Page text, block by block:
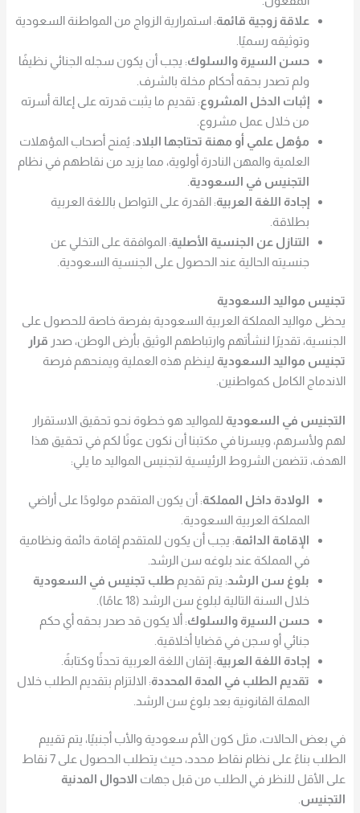
علاقة زوجية قائمة: استمرارية الزواج من المواطنة السعودية
وتوثيقه رسميًا.
حسن السيرة والسلوك: يجب أن يكون سجله الجنائي نظيفًا
ولم تصدر بحقه أحكام مخلة بالشرف.
إثبات الدخل المشروع: تقديم ما يثبت قدرته على إعالة أسرته
من خلال عمل مشروع.
مؤهل علمي أو مهنة تحتاجها البلاد: يُمنح أصحاب المؤهلات
العلمية والمهن النادرة أولوية، مما يزيد من نقاطهم في نظام
التجنيس في السعودية
إجادة اللغة العربية: القدرة على التواصل باللغة العربية
بطلاقة.
التنازل عن الجنسية الأصلية: الموافقة على التخلي عن
جنسيته الحالية عند الحصول على الجنسية السعودية.
تجنيس مواليد السعودية
يحظى مواليد المملكة العربية السعودية بفرصة خاصة للحصول على
الجنسية، تقديرًا لنشأتهم وارتباطهم الوثيق بأرض الوطن، صدر قرار
تجنيس مواليد السعودية لينظم هذه العملية ويمنحهم فرصة
الاندماج الكامل كمواطنين.
التجنيس في السعودية للمواليد هو خطوة نحو تحقيق الاستقرار
لهم ولأسرهم، ويسرنا في مكتبنا أن نكون عونًا لكم في تحقيق هذا
الهدف، تتضمن الشروط الرئيسية لتجنيس المواليد ما يلي:
الولادة داخل المملكة: أن يكون المتقدم مولودًا على أراضي
المملكة العربية السعودية.
الإقامة الدائمة: يجب أن يكون للمتقدم إقامة دائمة ونظامية
في المملكة عند بلوغه سن الرشد.
بلوغ سن الرشد: يتم تقديمطلب تجنيس في السعودية
خلال السنة التالية لبلوغ سن الرشد (18 عامًا).
حسن السيرة والسلوك: ألا يكون قد صدر بحقه أي حكم
جنائي أو سجن في قضايا أخلاقية.
إجادة اللغة العربية: إتقان اللغة العربية تحدثًا وكتابةً.
تقديم الطلب في المدة المحددة: الالتزام بتقديم الطلب خلال
المهلة القانونية بعد بلوغ سن الرشد.
في بعض الحالات، مثل كون الأم سعودية والأب أجنبيًا، يتم تقييم
الطلب بناءً على نظام نقاط محدد، حيث يتطلب الحصول على 7 نقاط
على الأقل للنظر في الطلب من قبل جهات الاحوال المدنية
التجنيس